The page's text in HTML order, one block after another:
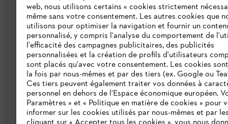
Qui sommes-nous ?
Presse
Emploi
Ligne Intégrité STIHL
Développement durable
Catalogue
web, nous utilisons certains « cookies strictement
même sans votre consentement. Les autres cookies que
utilisons pour optimiser la navigation et fournir un
personnalisé, y compris l'analyse du comportement de
l'efficacité des campagnes publicitaires, des publicités
personnalisées et la création de profils d'utilisateurs
sont placés qu'avec votre consentement. Les cookies
la fois par nous-mêmes et par des tiers (ex. Google ou
Ces tiers peuvent également traiter vos données à
personnel en dehors de l’Espace économique européen.
Paramètres » et « Politique en matière de cookies » pour
informer sur les cookies utilisés par nous-mêmes et par